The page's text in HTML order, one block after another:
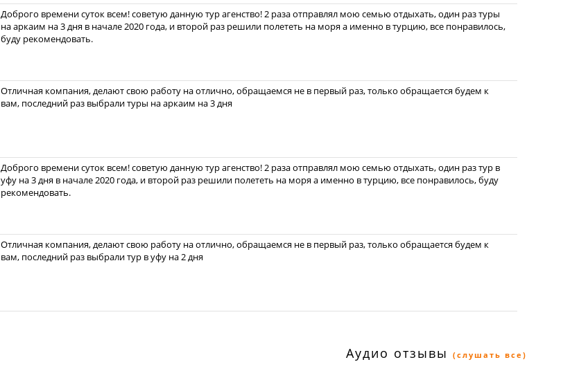
Доброго времени суток всем! советую данную тур агенство! 2 раза отправлял мою семью отдыхать, один раз туры
на аркаим на 3 дня в начале 2020 года, и второй раз решили полететь на моря а именно в турцию, все понравилось,
буду рекомендовать.
Отличная компания, делают свою работу на отлично, обращаемся не в первый раз, только обращается будем к
вам, последний раз выбрали туры на аркаим на 3 дня
Доброго времени суток всем! советую данную тур агенство! 2 раза отправлял мою семью отдыхать, один раз тур в
уфу на 3 дня в начале 2020 года, и второй раз решили полететь на моря а именно в турцию, все понравилось, буду
рекомендовать.
Отличная компания, делают свою работу на отлично, обращаемся не в первый раз, только обращается будем к
вам, последний раз выбрали тур в уфу на 2 дня
Аудио отзывы (слушать все)